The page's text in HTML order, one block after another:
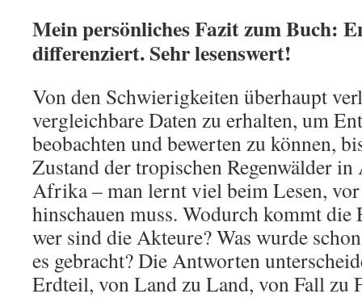
Mein persönliches Fazit zum Buch:
differenziert. Sehr lesenswert!
Von den Schwierigkeiten überhaupt
vergleichbare Daten zu erhalten, um
beobachten und bewerten zu können,
Zustand der tropischen Regenwälder
Afrika – man lernt viel beim Lesen, vor
hinschauen muss. Wodurch kommt die
wer sind die Akteure? Was wurde
es gebracht? Die Antworten
Erdteil, von Land zu Land, von Fall zu